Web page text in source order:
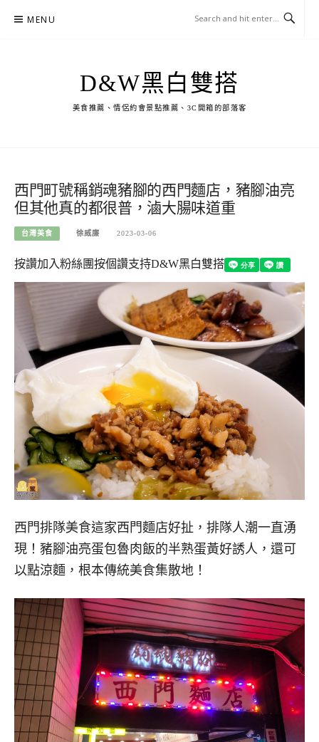
MENU
D&W黑白雙搭
美食推薦、情侶約會景點推薦、3C開箱的部落客
西門町號稱銷魂豬腳的西門麵店，豬腳油亮
但其他真的都很普，滷大腸味道重
台灣美食 徐威廉 2023-03-06
按讚加入粉絲團按個讚支持D&W黑白雙搭
西門排隊美食這家西門麵店好扯，排隊人潮一直湧
現！豬腳油亮蛋包魯肉飯的半熟蛋黃好誘人，還可
以點涼麵，根本傳統美食集散地！